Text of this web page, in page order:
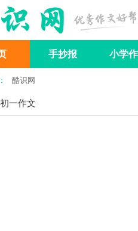
手抄报 小学
文 作文基础知识
酷识网
一作文